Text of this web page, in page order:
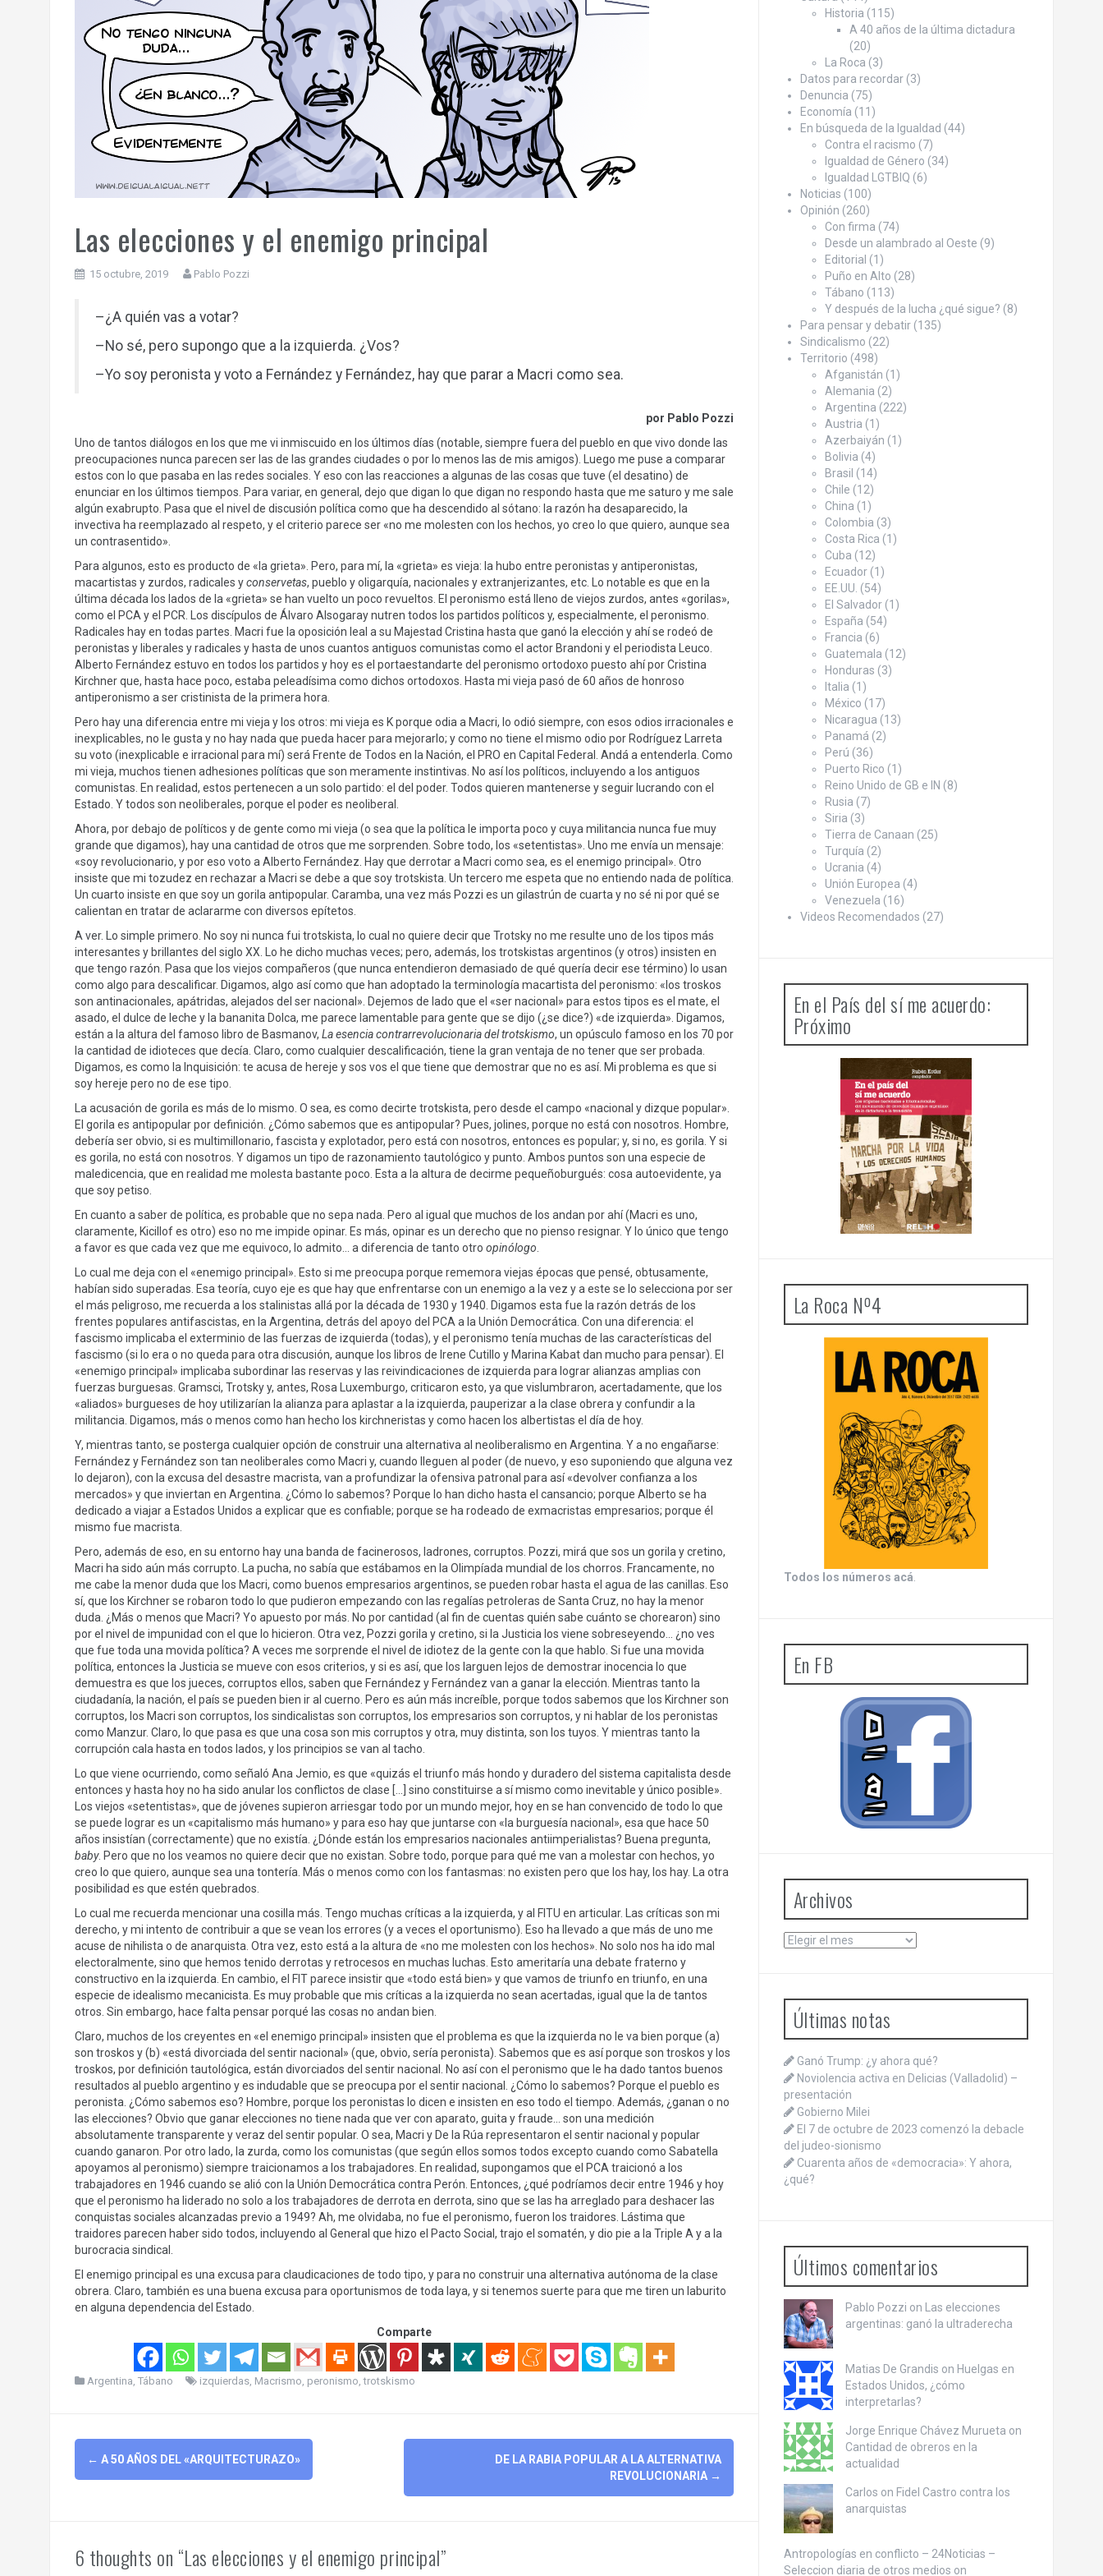
Las elecciones y el enemigo principal
15 octubre, 2019 Pablo Pozzi
–¿A quién vas a votar?
–No sé, pero supongo que a la izquierda. ¿Vos?
–Yo soy peronista y voto a Fernández y Fernández, hay que parar a Macri como sea.
por Pablo Pozzi
Uno de tantos diálogos en los que me vi inmiscuido en los últimos días (notable, siempre fuera del pueblo en que vivo donde las
preocupaciones nunca parecen ser las de las grandes ciudades o por lo menos las de mis amigos). Luego me puse a comparar
estos con lo que pasaba en las redes sociales. Y eso con las reacciones a algunas de las cosas que tuve (el desatino) de
enunciar en los últimos tiempos. Para variar, en general, dejo que digan lo que digan no respondo hasta que me saturo y me sale
algún exabrupto. Pasa que el nivel de discusión política como que ha descendido al sótano: la razón ha desaparecido, la
invectiva ha reemplazado al respeto, y el criterio parece ser «no me molesten con los hechos, yo creo lo que quiero, aunque sea
un contrasentido».
Para algunos, esto es producto de «la grieta». Pero, para mí, la «grieta» es vieja: la hubo entre peronistas y antiperonistas,
macartistas y zurdos, radicales yconservetas, pueblo y oligarquía, nacionales y extranjerizantes, etc. Lo notable es que en la
última década los lados de la «grieta» se han vuelto un poco revueltos. El peronismo está lleno de viejos zurdos, antes «gorilas»,
como el PCA y el PCR. Los discípulos de Álvaro Alsogaray nutren todos los partidos políticos y, especialmente, el peronismo.
Radicales hay en todas partes. Macri fue la oposición leal a su Majestad Cristina hasta que ganó la elección y ahí se rodeó de
peronistas y liberales y radicales y hasta de unos cuantos antiguos comunistas como el actor Brandoni y el periodista Leuco.
Alberto Fernández estuvo en todos los partidos y hoy es el portaestandarte del peronismo ortodoxo puesto ahí por Cristina
Kirchner que, hasta hace poco, estaba peleadísima como dichos ortodoxos. Hasta mi vieja pasó de 60 años de honroso
antiperonismo a ser cristinista de la primera hora.
Pero hay una diferencia entre mi vieja y los otros: mi vieja es K porque odia a Macri, lo odió siempre, con esos odios irracionales e
inexplicables, no le gusta y no hay nada que pueda hacer para mejorarlo; y como no tiene el mismo odio por Rodríguez Larreta
su voto (inexplicable e irracional para mí) será Frente de Todos en la Nación, el PRO en Capital Federal. Andá a entenderla. Como
mi vieja, muchos tienen adhesiones políticas que son meramente instintivas. No así los políticos, incluyendo a los antiguos
comunistas. En realidad, estos pertenecen a un solo partido: el del poder. Todos quieren mantenerse y seguir lucrando con el
Estado. Y todos son neoliberales, porque el poder es neoliberal.
Ahora, por debajo de políticos y de gente como mi vieja (o sea que la política le importa poco y cuya militancia nunca fue muy
grande que digamos), hay una cantidad de otros que me sorprenden. Sobre todo, los «setentistas». Uno me envía un mensaje:
«soy revolucionario, y por eso voto a Alberto Fernández. Hay que derrotar a Macri como sea, es el enemigo principal». Otro
insiste que mi tozudez en rechazar a Macri se debe a que soy trotskista. Un tercero me espeta que no entiendo nada de política.
Un cuarto insiste en que soy un gorila antipopular. Caramba, una vez más Pozzi es un gilastrún de cuarta y no sé ni por qué se
calientan en tratar de aclararme con diversos epítetos.
A ver. Lo simple primero. No soy ni nunca fui trotskista, lo cual no quiere decir que Trotsky no me resulte uno de los tipos más
interesantes y brillantes del siglo XX. Lo he dicho muchas veces; pero, además, los trotskistas argentinos (y otros) insisten en
que tengo razón. Pasa que los viejos compañeros (que nunca entendieron demasiado de qué quería decir ese término) lo usan
como algo para descalificar. Digamos, algo así como que han adoptado la terminología macartista del peronismo: «los troskos
son antinacionales, apátridas, alejados del ser nacional». Dejemos de lado que el «ser nacional» para estos tipos es el mate, el
asado, el dulce de leche y la bananita Dolca, me parece lamentable para gente que se dijo (¿se dice?) «de izquierda». Digamos,
están a la altura del famoso libro de Basmanov, La esencia contrarrevolucionaria del trotskismo, un opúsculo famoso en los 70 por
la cantidad de idioteces que decía. Claro, como cualquier descalificación, tiene la gran ventaja de no tener que ser probada.
Digamos, es como la Inquisición: te acusa de hereje y sos vos el que tiene que demostrar que no es así. Mi problema es que si
soy hereje pero no de ese tipo.
La acusación de gorila es más de lo mismo. O sea, es como decirte trotskista, pero desde el campo «nacional y dizque popular».
El gorila es antipopular por definición. ¿Cómo sabemos que es antipopular? Pues, jolines, porque no está con nosotros. Hombre,
debería ser obvio, si es multimillonario, fascista y explotador, pero está con nosotros, entonces es popular; y, si no, es gorila. Y si
es gorila, no está con nosotros. Y digamos un tipo de razonamiento tautológico y punto. Ambos puntos son una especie de
maledicencia, que en realidad me molesta bastante poco. Esta a la altura de decirme pequeñoburgués: cosa autoevidente, ya
que soy petiso.
En cuanto a saber de política, es probable que no sepa nada. Pero al igual que muchos de los andan por ahí (Macri es uno,
claramente, Kicillof es otro) eso no me impide opinar. Es más, opinar es un derecho que no pienso resignar. Y lo único que tengo
a favor es que cada vez que me equivoco, lo admito… a diferencia de tanto otro opinólogo
Lo cual me deja con el «enemigo principal». Esto si me preocupa porque rememora viejas épocas que pensé, obtusamente,
habían sido superadas. Esa teoría, cuyo eje es que hay que enfrentarse con un enemigo a la vez y a este se lo selecciona por ser
el más peligroso, me recuerda a los stalinistas allá por la década de 1930 y 1940. Digamos esta fue la razón detrás de los
frentes populares antifascistas, en la Argentina, detrás del apoyo del PCA a la Unión Democrática. Con una diferencia: el
fascismo implicaba el exterminio de las fuerzas de izquierda (todas), y el peronismo tenía muchas de las características del
fascismo (si lo era o no queda para otra discusión, aunque los libros de Irene Cutillo y Marina Kabat dan mucho para pensar). El
«enemigo principal» implicaba subordinar las reservas y las reivindicaciones de izquierda para lograr alianzas amplias con
fuerzas burguesas. Gramsci, Trotsky y, antes, Rosa Luxemburgo, criticaron esto, ya que vislumbraron, acertadamente, que los
«aliados» burgueses de hoy utilizarían la alianza para aplastar a la izquierda, pauperizar a la clase obrera y confundir a la
militancia. Digamos, más o menos como han hecho los kirchneristas y como hacen los albertistas el día de hoy.
Y, mientras tanto, se posterga cualquier opción de construir una alternativa al neoliberalismo en Argentina. Y a no engañarse:
Fernández y Fernández son tan neoliberales como Macri y, cuando lleguen al poder (de nuevo, y eso suponiendo que alguna vez
lo dejaron), con la excusa del desastre macrista, van a profundizar la ofensiva patronal para así «devolver confianza a los
mercados» y que inviertan en Argentina. ¿Cómo lo sabemos? Porque lo han dicho hasta el cansancio; porque Alberto se ha
dedicado a viajar a Estados Unidos a explicar que es confiable; porque se ha rodeado de exmacristas empresarios; porque él
mismo fue macrista.
Pero, además de eso, en su entorno hay una banda de facinerosos, ladrones, corruptos. Pozzi, mirá que sos un gorila y cretino,
Macri ha sido aún más corrupto. La pucha, no sabía que estábamos en la Olimpíada mundial de los chorros. Francamente, no
me cabe la menor duda que los Macri, como buenos empresarios argentinos, se pueden robar hasta el agua de las canillas. Eso
sí, que los Kirchner se robaron todo lo que pudieron empezando con las regalías petroleras de Santa Cruz, no hay la menor
duda. ¿Más o menos que Macri? Yo apuesto por más. No por cantidad (al fin de cuentas quién sabe cuánto se chorearon) sino
por el nivel de impunidad con el que lo hicieron. Otra vez, Pozzi gorila y cretino, si la Justicia los viene sobreseyendo… ¿no ves
que fue toda una movida política? A veces me sorprende el nivel de idiotez de la gente con la que hablo. Si fue una movida
política, entonces la Justicia se mueve con esos criterios, y si es así, que los larguen lejos de demostrar inocencia lo que
demuestra es que los jueces, corruptos ellos, saben que Fernández y Fernández van a ganar la elección. Mientras tanto la
ciudadanía, la nación, el país se pueden bien ir al cuerno. Pero es aún más increíble, porque todos sabemos que los Kirchner son
corruptos, los Macri son corruptos, los sindicalistas son corruptos, los empresarios son corruptos, y ni hablar de los peronistas
como Manzur. Claro, lo que pasa es que una cosa son mis corruptos y otra, muy distinta, son los tuyos. Y mientras tanto la
corrupción cala hasta en todos lados, y los principios se van al tacho.
Lo que viene ocurriendo, como señaló Ana Jemio, es que «quizás el triunfo más hondo y duradero del sistema capitalista desde
entonces y hasta hoy no ha sido anular los conflictos de clase […] sino constituirse a sí mismo como inevitable y único posible».
Los viejos «setentistas», que de jóvenes supieron arriesgar todo por un mundo mejor, hoy en se han convencido de todo lo que
se puede lograr es un «capitalismo más humano» y para eso hay que juntarse con «la burguesía nacional», esa que hace 50
años insistían (correctamente) que no existía. ¿Dónde están los empresarios nacionales antiimperialistas? Buena pregunta,
baby. Pero que no los veamos no quiere decir que no existan. Sobre todo, porque para qué me van a molestar con hechos, yo
creo lo que quiero, aunque sea una tontería. Más o menos como con los fantasmas: no existen pero que los hay, los hay. La otra
posibilidad es que estén quebrados.
Lo cual me recuerda mencionar una cosilla más. Tengo muchas críticas a la izquierda, y al FITU en articular. Las críticas son mi
derecho, y mi intento de contribuir a que se vean los errores (y a veces el oportunismo). Eso ha llevado a que más de uno me
acuse de nihilista o de anarquista. Otra vez, esto está a la altura de «no me molesten con los hechos». No solo nos ha ido mal
electoralmente, sino que hemos tenido derrotas y retrocesos en muchas luchas. Esto ameritaría una debate fraterno y
constructivo en la izquierda. En cambio, el FIT parece insistir que «todo está bien» y que vamos de triunfo en triunfo, en una
especie de idealismo mecanicista. Es muy probable que mis críticas a la izquierda no sean acertadas, igual que la de tantos
otros. Sin embargo, hace falta pensar porqué las cosas no andan bien.
Claro, muchos de los creyentes en «el enemigo principal» insisten que el problema es que la izquierda no le va bien porque (a)
son troskos y (b) «está divorciada del sentir nacional» (que, obvio, sería peronista). Sabemos que es así porque son troskos y los
troskos, por definición tautológica, están divorciados del sentir nacional. No así con el peronismo que le ha dado tantos buenos
resultados al pueblo argentino y es indudable que se preocupa por el sentir nacional. ¿Cómo lo sabemos? Porque el pueblo es
peronista. ¿Cómo sabemos eso? Hombre, porque los peronistas lo dicen e insisten en eso todo el tiempo. Además, ¿ganan o no
las elecciones? Obvio que ganar elecciones no tiene nada que ver con aparato, guita y fraude… son una medición
absolutamente transparente y veraz del sentir popular. O sea, Macri y De la Rúa representaron el sentir nacional y popular
cuando ganaron. Por otro lado, la zurda, como los comunistas (que según ellos somos todos excepto cuando como Sabatella
apoyamos al peronismo) siempre traicionamos a los trabajadores. En realidad, supongamos que el PCA traicionó a los
trabajadores en 1946 cuando se alió con la Unión Democrática contra Perón. Entonces, ¿qué podríamos decir entre 1946 y hoy
que el peronismo ha liderado no solo a los trabajadores de derrota en derrota, sino que se las ha arreglado para deshacer las
conquistas sociales alcanzadas previo a 1949? Ah, me olvidaba, no fue el peronismo, fueron los traidores. Lástima que
traidores parecen haber sido todos, incluyendo al General que hizo el Pacto Social, trajo el somatén, y dio pie a la Triple A y a la
burocracia sindical.
El enemigo principal es una excusa para claudicaciones de todo tipo, y para no construir una alternativa autónoma de la clase
obrera. Claro, también es una buena excusa para oportunismos de toda laya, y si tenemos suerte para que me tiren un laburito
en alguna dependencia del Estado.
Comparte
Argentina, Tábano izquierdas, Macrismo, peronismo,trotskismo
Post
navigation
← A 50 AÑOS DEL «ARQUITECTURAZO»
DE LA RABIA POPULAR A LA ALTERNATIVA
REVOLUCIONARIA →
6 thoughts on “Las elecciones y el enemigo principal”
Historia (115)
A 40 años de la última dictadura
(20)
La Roca (3)
Datos para recordar(3)
Denuncia (75)
Economía (11)
En búsqueda de la Igualdad (44)
Contra el racismo (7)
Igualdad de Género (34)
Igualdad LGTBIQ (6)
Noticias (100)
Opinión (260)
Con firma (74)
Desde un alambrado al Oeste (9)
Editorial (1)
Puño en Alto (28)
Tábano (113)
Y después de la lucha ¿qué sigue? (8)
Para pensar y debatir(135)
Sindicalismo (22)
Territorio (498)
Afganistán (1)
Alemania (2)
Argentina (222)
Austria (1)
Azerbaiyán (1)
Bolivia (4)
Brasil (14)
Chile (12)
China (1)
Colombia (3)
Costa Rica (1)
Cuba (12)
Ecuador(1)
EE.UU. (54)
El Salvador(1)
España (54)
Francia (6)
Guatemala (12)
Honduras (3)
Italia (1)
México (17)
Nicaragua (13)
Panamá (2)
Perú (36)
Puerto Rico (1)
Reino Unido de GB e IN (8)
Rusia (7)
Siria (3)
Tierra de Canaan (25)
Turquía (2)
Ucrania (4)
Unión Europea (4)
Venezuela (16)
Videos Recomendados (27)
En el País del sí me acuerdo:
Próximo
La Roca Nº4
Todos los números acá.
En FB
Archivos
Archivos
Últimas notas
Ganó Trump: ¿y ahora qué?
Noviolencia activa en Delicias (Valladolid) –
presentación
Gobierno Milei
El 7 de octubre de 2023 comenzó la debacle
del judeo-sionismo
Cuarenta años de «democracia»: Y ahora,
¿qué?
Últimos comentarios
Pablo Pozzi on Las elecciones
argentinas: ganó la ultraderecha
Matias De Grandis on Huelgas en
Estados Unidos, ¿cómo
interpretarlas?
Jorge Enrique Chávez Murueta on
Cantidad de obreros en la
actualidad
Carlos on Fidel Castro contra los
anarquistas
Antropologías en conflicto – 24Noticias –
Seleccion diaria de otros medios on